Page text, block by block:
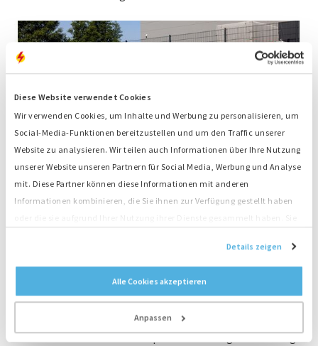
Diese Website verwendet Cookies
Wir verwenden Cookies, um Inhalte und Werbung zu personalisieren, um
Social-Media-Funktionen bereitzustellen und um den Traffic unserer
Website zu analysieren. Wir teilen auch Informationen über Ihre Nutzung
unserer Website unseren Partnern für Social Media, Werbung und Analyse
mit. Diese Partner können diese Informationen mit anderen
Informationen kombinieren, die Sie ihnen zur Verfügung gestellt haben
Details zeigen
Alle Cookies akzeptieren
Anpassen
Temporärer Einsatz ergänzt Netzanschluss
Projekt eines
Konsumgüterherstellers. Für dessen Brands Summit wurde
in Hamburg ein temporäres Kongresszentrum eingerichtet
– mitten in einem Wohngebiet, umgeben von Spielplätzen
und Parks. Die Anforderungen an Lärm- und
Emissionsschutz waren entsprechend streng. Gleichzeitig